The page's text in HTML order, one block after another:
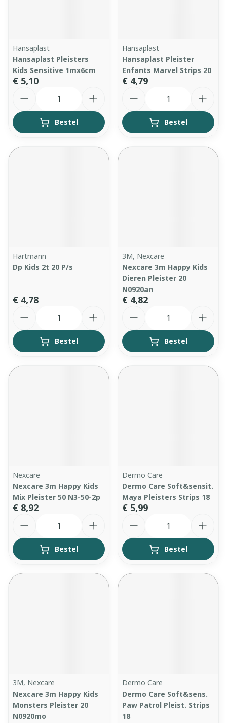
Hansaplast
Hansaplast Pleisters
Kids Sensitive 1mx6cm
€ 5,10
Bestel
Hansaplast
Hansaplast Pleister
Enfants Marvel Strips 20
€ 4,79
Bestel
Hartmann
Dp Kids 2t 20 P/s
€ 4,78
Bestel
3M, Nexcare
Nexcare 3m Happy Kids
Dieren Pleister 20
N0920an
€ 4,82
Bestel
Nexcare
Nexcare 3m Happy Kids
Mix Pleister 50 N3-50-2p
€ 8,92
Bestel
Dermo Care
Dermo Care Soft&sensit.
Maya Pleisters Strips 18
€ 5,99
Bestel
3M, Nexcare
Nexcare 3m Happy Kids
Monsters Pleister 20
N0920mo
Dermo Care
Dermo Care Soft&sens.
Paw Patrol Pleist. Strips
18